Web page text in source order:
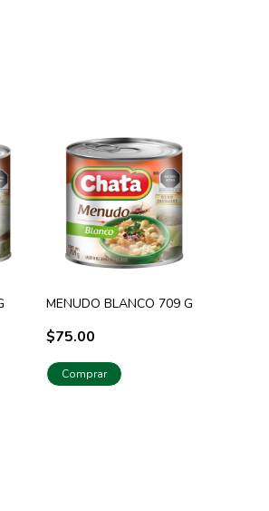
MENUDO BLANCO 709 G
$75.00
Comprar